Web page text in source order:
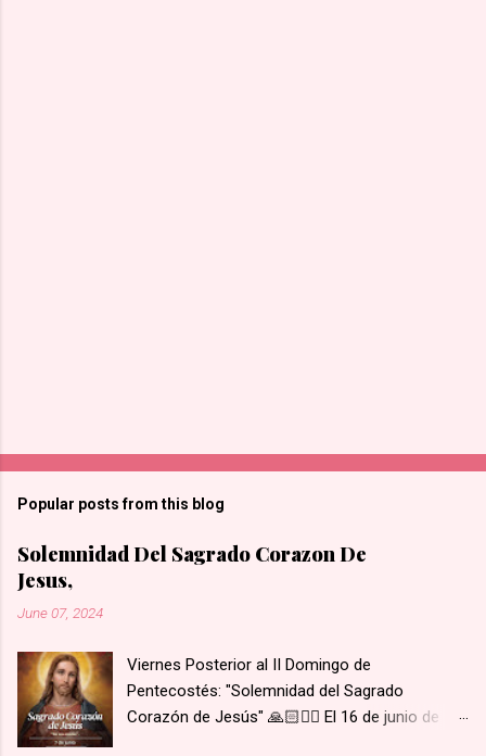
Popular posts from this blog
Solemnidad Del Sagrado Corazon De
Jesus,
June 07, 2024
Viernes Posterior al II Domingo de
Pentecostés: "Solemnidad del Sagrado
Corazón de Jesús" 🙏🏻❤️‍🔥 El 16 de junio de